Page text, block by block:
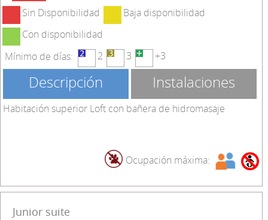
Sin Disponibilidad
Baja disponibilidad
Con disponibilidad
Mínimo de días:
2 3 +3
Descripción Instalaciones
Habitación superior Loft con bañera de hidromasaje
Ocupación máxima:
Junior suite